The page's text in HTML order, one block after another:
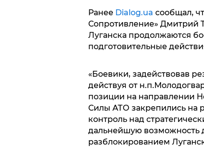
РанееDialog.ua сообщал,
Сопротивление» Дмитрий
Луганска продолжаются
подготовительные
«Боевики, задействовав
действуя от
позиции на направлении
Силы АТО закрепились на
контроль над
дальнейшую возможность
разблокированием